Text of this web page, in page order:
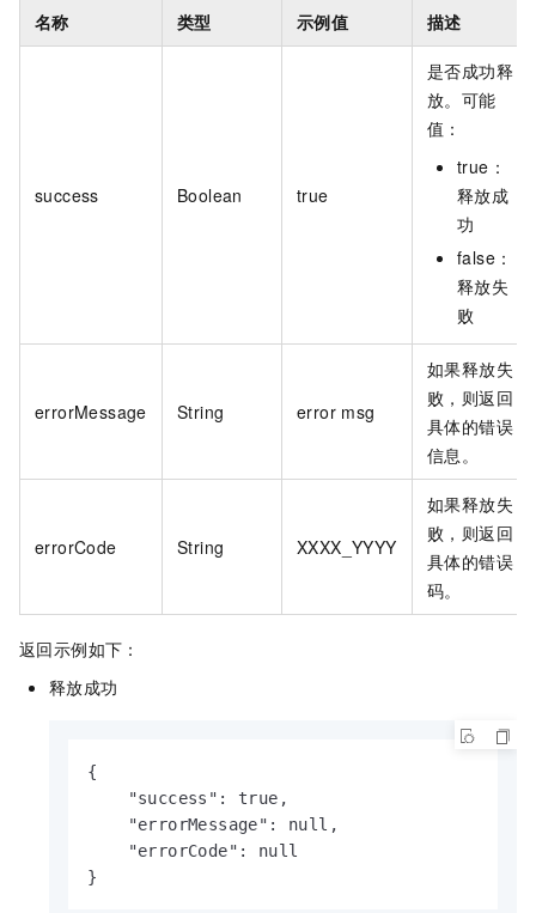
名称 类型 示例值 描述
success Boolean true
是否成功释
放。可能
值：
true：
释放成
功
false：
释放失
败
errorMessage String error msg
如果释放失
败，则返回
具体的错误
信息。
errorCode String XXXX_YYYY
如果释放失
败，则返回
具体的错误
码。
返回示例如下：
释放成功
{
    "success": true,
    "errorMessage": null,
    "errorCode": null
}